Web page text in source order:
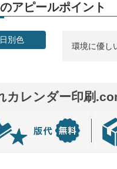
アピールポイント
別色
環境に優し
カレンダー印刷